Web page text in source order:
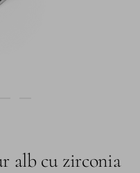
alb cu zirconia